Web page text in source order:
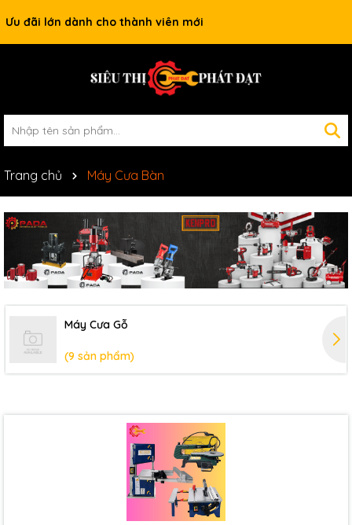
Ưu đãi lớn dành cho thành viên mới
Trang chủ Máy Cưa Bàn
Máy Cưa Gỗ
(9 sản phẩm)